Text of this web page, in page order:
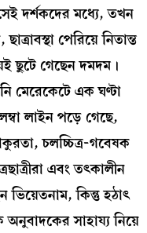
দর্শকদের মধ্যে, তখন
পেরিয়ে নিতান্ত
ছুটে গেছেন দমদম।
মেরেকেটে এক ঘণ্টা
লাইন পড়ে গেছে,
চলচ্চিত্র-গবেষক
এবং তৎকালীন
ভিয়েতনাম, কিন্তু হঠাৎ
সাহায্য নিয়ে